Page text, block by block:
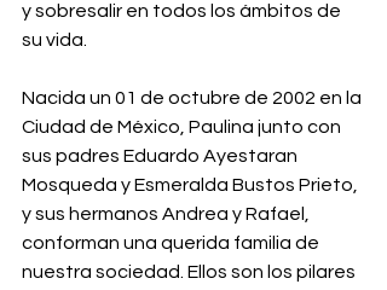
y sobresalir en todos los ámbitos de
su vida.
Nacida un 01 de octubre de 2002 en la
Ciudad de México, Paulina junto con
sus padres Eduardo Ayestaran
Mosqueda y Esmeralda Bustos Prieto,
y sus hermanos Andrea y Rafael,
conforman una querida familia de
nuestra sociedad. Ellos son los pilares